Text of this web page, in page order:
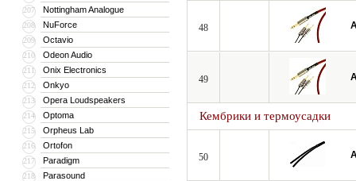
207 Nottingham Analogue
208 NuForce
209 Octavio
210 Odeon Audio
211 Onix Electronics
212 Onkyo
213 Opera Loudspeakers
214 Optoma
215 Orpheus Lab
216 Ortofon
217 Paradigm
218 Parasound
48
49
Кембрики и термоусадки
50